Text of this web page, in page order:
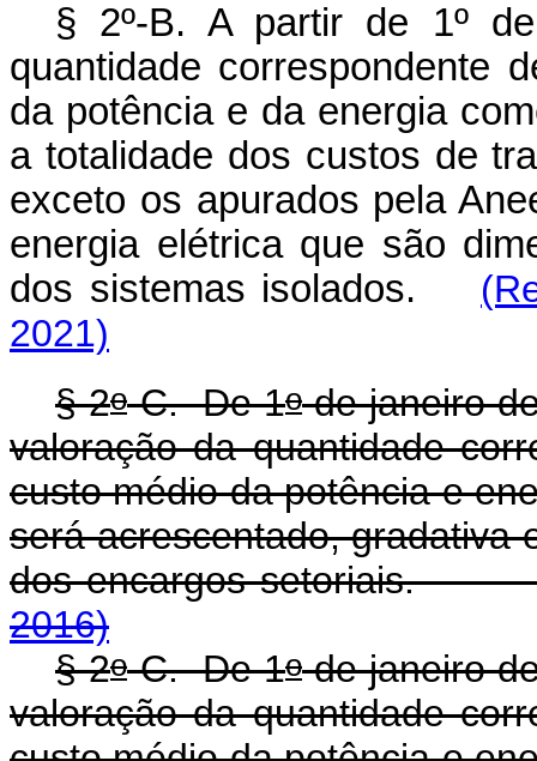
§ 2º-B. A partir de 1º
quantidade correspondente
da potência e da energia
a totalidade dos custos de
exceto os apurados pela
energia elétrica que são
dos sistemas isolados.
2021)
§ 2o-C. De 1ode janeiro
valoração da quantidade
custo médio da potência e
será acrescentado, gradativa
dos encargos
2016)
§ 2o-C. De 1ode janeiro
valoração da quantidade